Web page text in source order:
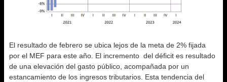
El resultado de febrero se ubica lejos de la meta de 2% fijada
por el MEF para este año. El incremento del déficit es resultado
de una elevación del gasto público, acompañada por un
estancamiento de los ingresos tributarios. Esta tendencia del